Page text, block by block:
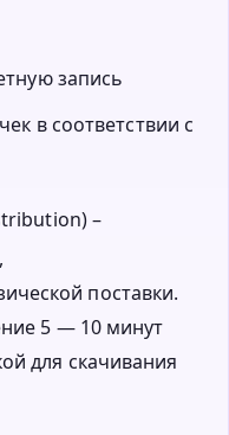
запись
в соответствии с
–
поставки.
5 — 10 минут
для скачивания